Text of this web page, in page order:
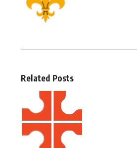
Related Posts